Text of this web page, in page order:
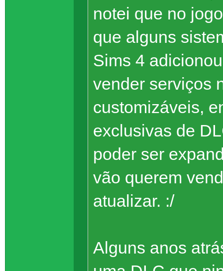
notei que no
que alguns
Sims 4
vender serviços
customizáveis,
exclusivas de
poder ser
vão querem
atualizar. :/
Alguns anos